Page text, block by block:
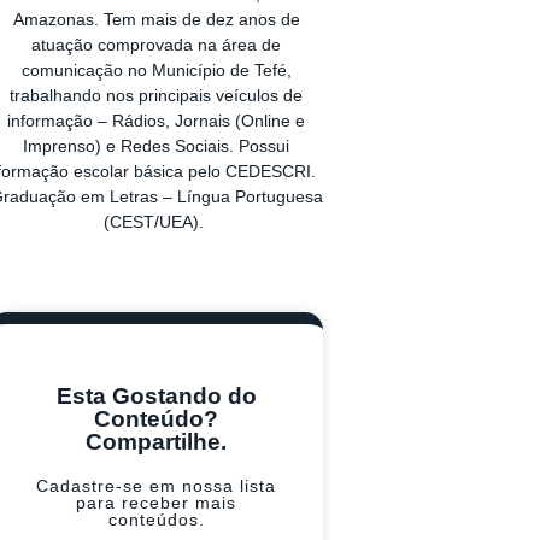
Amazonas. Tem mais de dez anos de
atuação comprovada na área de
comunicação no Município de Tefé,
trabalhando nos principais veículos de
informação – Rádios, Jornais (Online e
Imprenso) e Redes Sociais. Possui
escolar básica pelo CEDESCRI.
em Letras – Língua Portuguesa
(CEST/UEA).
Esta Gostando do
Conteúdo?
Compartilhe.
Cadastre-se em nossa lista
para receber mais
conteúdos.